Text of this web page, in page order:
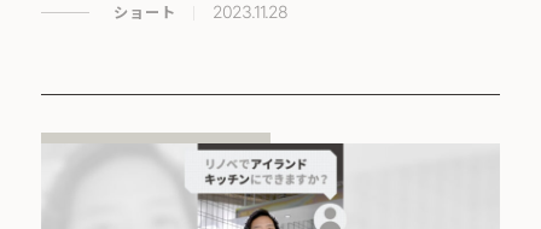
ショート 2023.11.28